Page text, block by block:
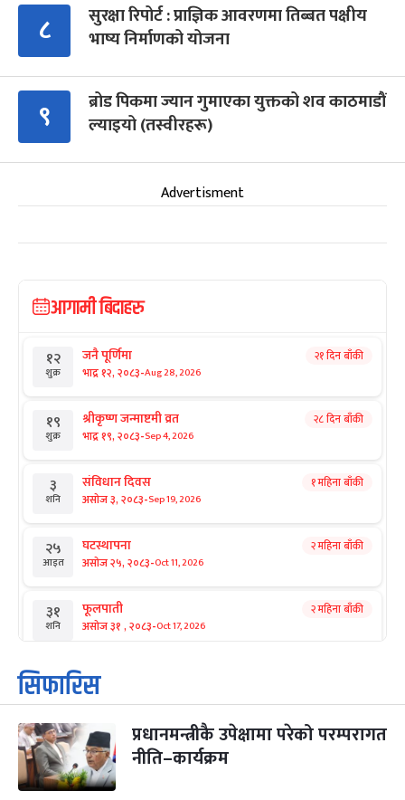
८
सुरक्षा रिपोर्ट : प्राज्ञिक आवरणमा तिब्बत पक्षीय
भाष्य निर्माणको योजना
९
ब्रोड पिकमा ज्यान गुमाएका युक्तको शव काठमाडौं
ल्याइयो (तस्वीरहरू)
Advertisment
आगामी बिदाहरु
१२
शुक्र
जनै पूर्णिमा
भाद्र १२, २०८३-Aug 28, 2026
२१ दिन बाँकी
१९
शुक्र
श्रीकृष्ण जन्माष्टमी व्रत
भाद्र १९, २०८३-Sep 4, 2026
२८ दिन बाँकी
३
शनि
संविधान दिवस
असोज ३, २०८३-Sep 19, 2026
१ महिना बाँकी
२५
आइत
घटस्थापना
असोज २५, २०८३-Oct 11, 2026
२ महिना बाँकी
३१
शनि
फूलपाती
असोज ३१ , २०८३-Oct 17, 2026
२ महिना बाँकी
१
आइत
कार्तिक सङ्क्रान्ति
कार्तिक १, २०८३
३
मंगल
महानवमी
कार्तिक ३, २०८३-Oct 20, 2026
२ महिना बाँकी
सिफारिस
प्रधानमन्त्रीकै उपेक्षामा परेको परम्परागत
नीति–कार्यक्रम